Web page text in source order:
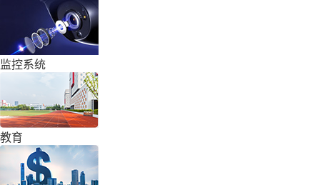
监控系统
教育